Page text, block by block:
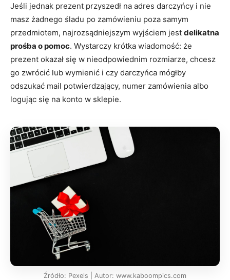
Jeśli jednak prezent przyszedł na adres darczyńcy i nie
masz żadnego śladu po zamówieniu poza samym
przedmiotem, najrozsądniejszym wyjściem jest delikatna
prośba o pomoc. Wystarczy krótka wiadomość: że
prezent okazał się w nieodpowiednim rozmiarze, chcesz
go zwrócić lub wymienić i czy darczyńca mógłby
odszukać mail potwierdzający, numer zamówienia albo
logując się na konto w sklepie.
Źródło: Pexels | Autor: www.kaboompics.com